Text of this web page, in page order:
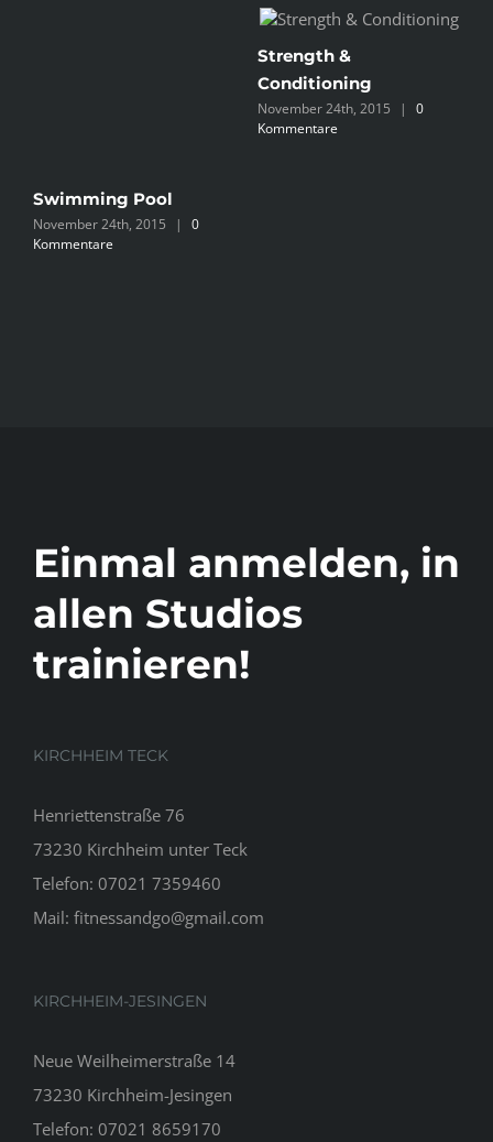
Swimming Pool
November 24th, 2015 |
0
Kommentare
Strength &
Conditioning
November 24th, 2015 |
0
Kommentare
Einmal anmelden, in
allen Studios
trainieren!
KIRCHHEIM TECK
Henriettenstraße 76
73230 Kirchheim unter Teck
Telefon: 07021 7359460
Mail: fitnessandgo@gmail.com
KIRCHHEIM-JESINGEN
Neue Weilheimerstraße 14
73230 Kirchheim-Jesingen
Telefon: 07021 8659170